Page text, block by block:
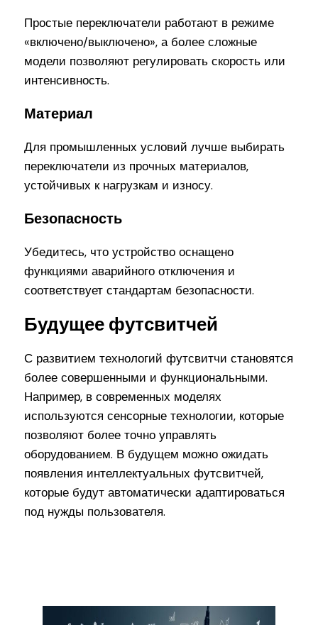
Простые переключатели работают в режиме
«включено/выключено», а более сложные
модели позволяют регулировать скорость или
интенсивность.
Материал
Для промышленных условий лучше выбирать
переключатели из прочных материалов,
устойчивых к нагрузкам и износу.
Безопасность
Убедитесь, что устройство оснащено
функциями аварийного отключения и
соответствует стандартам безопасности.
Будущее футсвитчей
С развитием технологий футсвитчи становятся
более совершенными и функциональными.
Например, в современных моделях
используются сенсорные технологии, которые
позволяют более точно управлять
оборудованием. В будущем можно ожидать
появления интеллектуальных футсвитчей,
которые будут автоматически адаптироваться
под нужды пользователя.